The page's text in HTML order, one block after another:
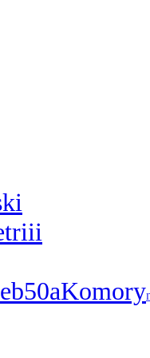
iii
Komory